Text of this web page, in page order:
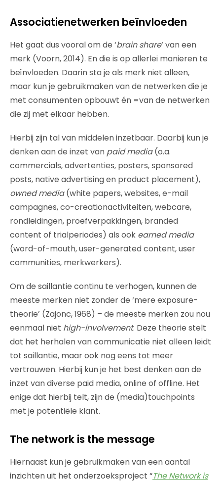
Associatienetwerken beïnvloeden
Het gaat dus vooral om de ‘brain share‘ van een
merk (Voorn, 2014). En die is op allerlei manieren te
beïnvloeden. Daarin sta je als merk niet alleen,
maar kun je gebruikmaken van de netwerken die je
met consumenten opbouwt én =van de netwerken
die zij met elkaar hebben.
Hierbij zijn tal van middelen inzetbaar. Daarbij kun je
denken aan de inzet van paid media(o.a.
commercials, advertenties, posters, sponsored
posts, native advertising en product placement),
owned media(white papers, websites, e-mail
campagnes, co-creationactiviteiten, webcare,
rondleidingen, proefverpakkingen, branded
content of trialperiodes) als ook earned media
(word-of-mouth, user-generated content, user
communities, merkwerkers).
Om de saillantie continu te verhogen, kunnen de
meeste merken niet zonder de ‘mere exposure-
theorie’ (Zajonc, 1968) – de meeste merken zou nou
eenmaal niet high-involvement. Deze theorie stelt
dat het herhalen van communicatie niet alleen leidt
tot saillantie, maar ook nog eens tot meer
vertrouwen. Hierbij kun je het best denken aan de
inzet van diverse paid media, online of offline. Het
enige dat hierbij telt, zijn de (media)touchpoints
met je potentiële klant.
The network is the message
Hiernaast kun je gebruikmaken van een aantal
inzichten uit het onderzoeksproject “The Network is